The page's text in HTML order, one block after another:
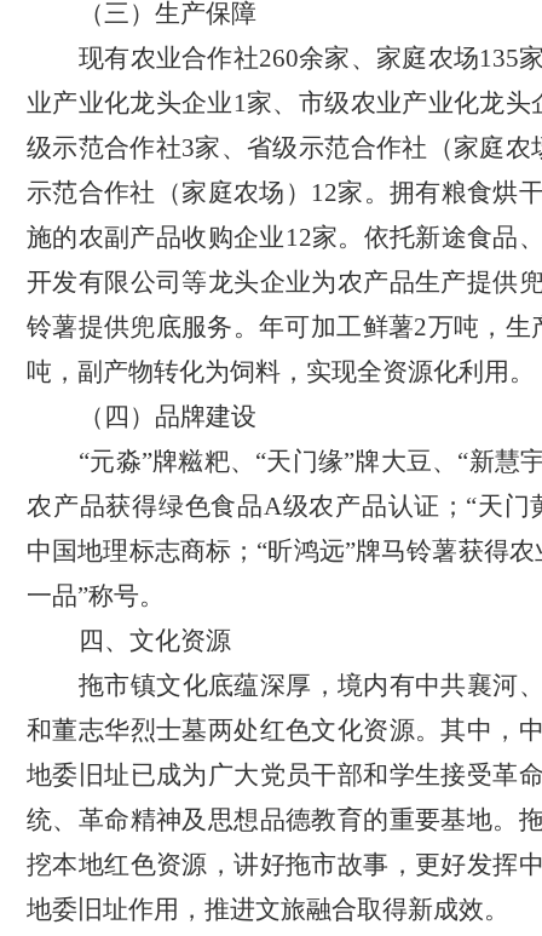
（三）生产保障
现有农业合作社260余家、家庭农场135
业产业化龙头企业1家、市级农业产业化龙头
级示范合作社3家、省级示范合作社（家庭农
示范合作社（家庭农场）12家。拥有粮食烘
施的农副产品收购企业12家。依托新途食品
开发有限公司等龙头企业为农产品生产提供
铃薯提供兜底服务。年可加工鲜薯2万吨，生
吨，副产物转化为饲料，实现全资源化利用。
（四）品牌建设
“元淼”牌糍粑、“天门缘”牌大豆、 “新慧
农产品获得绿色食品A级农产品认证 ； “天门
中国地理标志商标； “昕鸿远”牌马铃薯获得
一品”称号。
四、文化资源
拖市镇文化底蕴深厚，境内有中共襄河
和董志华烈士墓两处红色文化资源。其中，
地委旧址已成为广大党员干部和学生接受革
统、革命精神及思想品德教育的重要基地。
挖本地红色资源，讲好拖市故事，更好发挥
地委旧址作用，推进文旅融合取得新成效。